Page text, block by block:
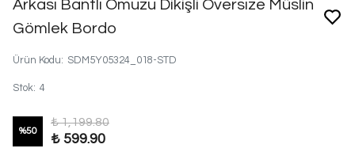
Arkası Bantlı Omuzu Dikişli Oversıze Müslin
Gömlek Bordo
Ürün Kodu: SDM5Y05324_018-STD
Stok: 4
%50
₺ 1,199.80
₺ 599.90